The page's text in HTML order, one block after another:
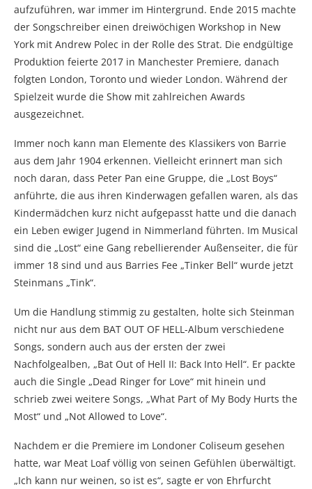
aufzuführen, war immer im Hintergrund. Ende 2015 machte
der Songschreiber einen dreiwöchigen Workshop in New
York mit Andrew Polec in der Rolle des Strat. Die endgültige
Produktion feierte 2017 in Manchester Premiere, danach
folgten London, Toronto und wieder London. Während der
Spielzeit wurde die Show mit zahlreichen Awards
ausgezeichnet.
Immer noch kann man Elemente des Klassikers von Barrie
aus dem Jahr 1904 erkennen. Vielleicht erinnert man sich
noch daran, dass Peter Pan eine Gruppe, die „Lost Boys“
anführte, die aus ihren Kinderwagen gefallen waren, als das
Kindermädchen kurz nicht aufgepasst hatte und die danach
ein Leben ewiger Jugend in Nimmerland führten. Im Musical
sind die „Lost“ eine Gang rebellierender Außenseiter, die für
immer 18 sind und aus Barries Fee „Tinker Bell“ wurde jetzt
Steinmans „Tink“.
Um die Handlung stimmig zu gestalten, holte sich Steinman
nicht nur aus dem BAT OUT OF HELL-Album verschiedene
Songs, sondern auch aus der ersten der zwei
Nachfolgealben, „Bat Out of Hell II: Back Into Hell“. Er packte
auch die Single „Dead Ringer for Love“ mit hinein und
schrieb zwei weitere Songs, „What Part of My Body Hurts the
Most“ und „Not Allowed to Love“.
Nachdem er die Premiere im Londoner Coliseum gesehen
hatte, war Meat Loaf völlig von seinen Gefühlen überwältigt.
„Ich kann nur weinen, so ist es“, sagte er von Ehrfurcht